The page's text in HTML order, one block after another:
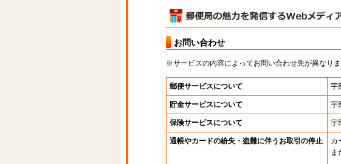
お問い合わせ
※サービスの内容によってお問い合わせ先が異なり
郵便サービスについて 宇
貯金サービスについて 宇
保険サービスについて 宇
通帳やカードの紛失・盗難に伴うお取引の停止 カ
ま